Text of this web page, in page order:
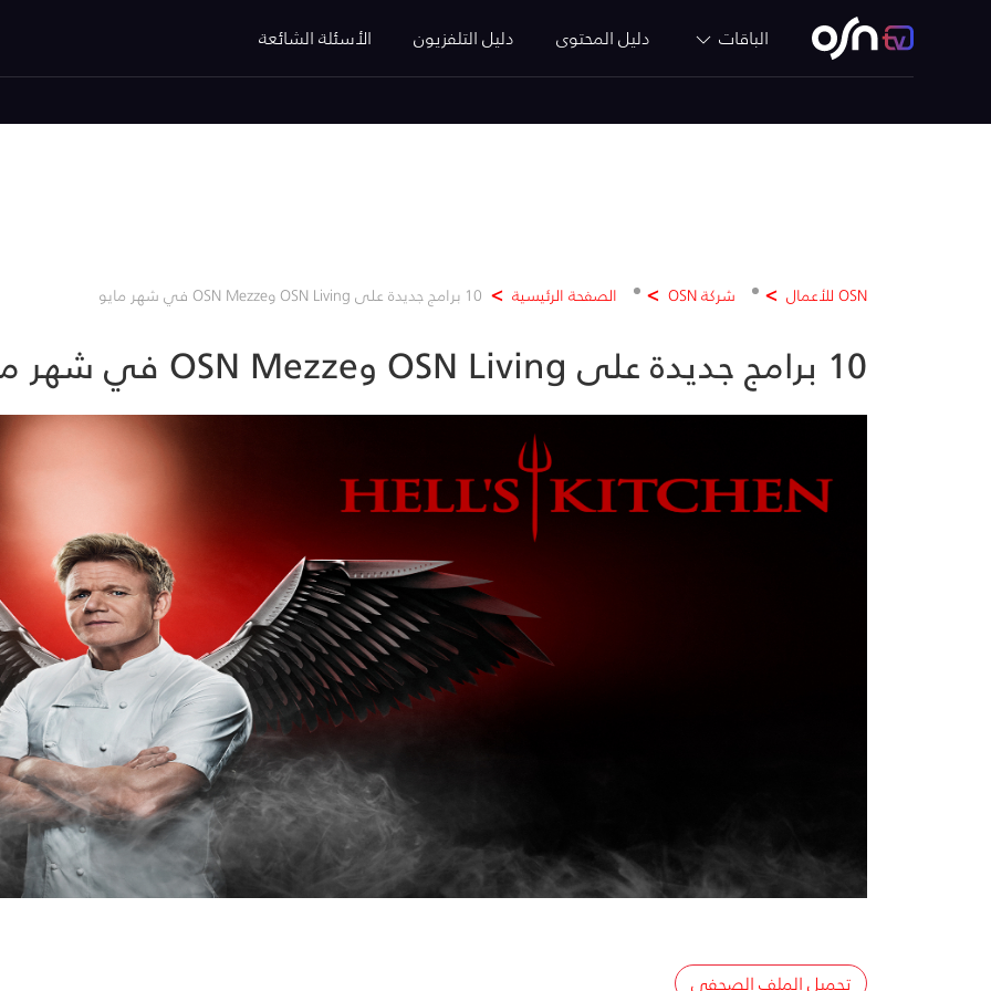
الباقات دليل المحتوى دليل التلفزيون الأسئلة الشائعة
الصفحة الرئيسية 10 برامج جديدة على OSN Living وOSN Mezze في شهر مايو OSN للأعمال شركة OSN
10 برامج جديدة على OSN Living وOSN Mezze في شهر مايو
تحميل الملف الصحفي